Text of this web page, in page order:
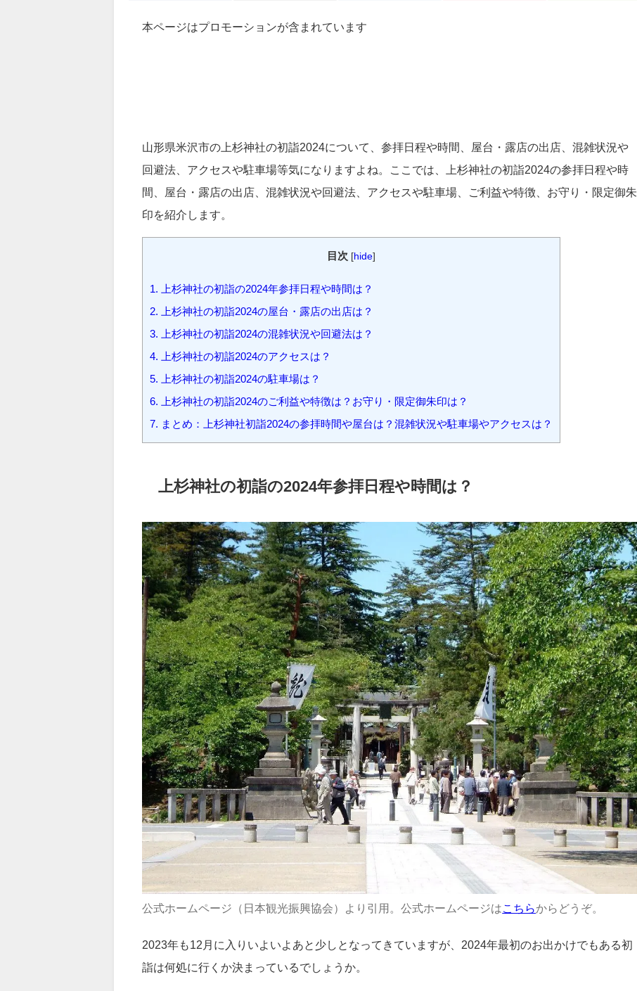
本ページはプロモーションが含まれています
山形県米沢市の上杉神社の初詣2024について、参拝日程や時間、屋台・露店の出店、混雑状況や
回避法、アクセスや駐車場等気になりますよね。ここでは、上杉神社の初詣2024の参拝日程や時
間、屋台・露店の出店、混雑状況や回避法、アクセスや駐車場、ご利益や特徴、お守り・限定御朱
印を紹介します。
目次 [hide]
1. 上杉神社の初詣の2024年参拝日程や時間は？
2. 上杉神社の初詣2024の屋台・露店の出店は？
3. 上杉神社の初詣2024の混雑状況や回避法は？
4. 上杉神社の初詣2024のアクセスは？
5. 上杉神社の初詣2024の駐車場は？
6. 上杉神社の初詣2024のご利益や特徴は？お守り・限定御朱印は？
7. まとめ：上杉神社初詣2024の参拝時間や屋台は？混雑状況や駐車場やアクセスは？
上杉神社の初詣の2024年参拝日程や時間は？
公式ホームページ（日本観光振興協会）より引用。公式ホームページはこちらからどうぞ。
2023年も12月に入りいよいよあと少しとなってきていますが、2024年最初のお出かけでもある初
詣は何処に行くか決まっているでしょうか。